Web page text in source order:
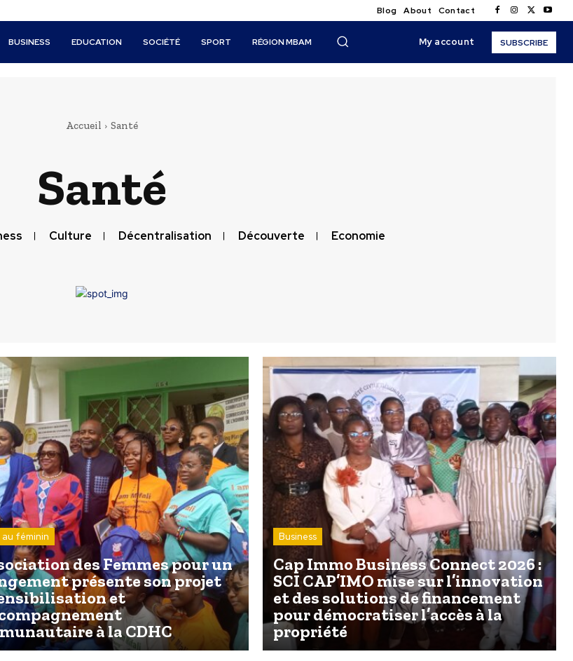
Blog About Contact
BUSINESS EDUCATION SOCIÉTÉ SPORT RÉGION MBAM My account SUBSCRIBE
Accueil Santé
Santé
Culture Décentralisation Découverte Economie
féminin
des Femmes pour un
présente son projet
et
à la CDHC
Business
Cap Immo Business Connect 2026 :
SCI CAP’IMO mise sur l’innovation
et des solutions de financement
pour démocratiser l’accès à la
propriété